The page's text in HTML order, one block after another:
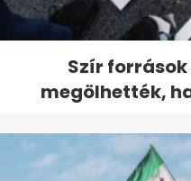
Szír
megölhették,